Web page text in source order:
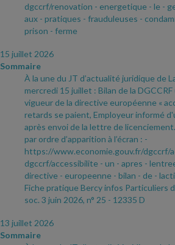
dgccrf/renovation - energetique - le -
aux - pratiques - frauduleuses -
prison - ferme
15 juillet 2026
Sommaire
À la une du JT d’actualité juridique de
mercredi 15 juillet : Bilan de la
vigueur de la directive européenne «
retards se paient, Employeur informé
après envoi de la lettre de
par ordre d’apparition à l’écran : -
https://www.economie.gouv.fr/dgccrf/
dgccrf/accessibilite - un - apres -
directive - europeenne - bilan - de -
Fiche pratique Bercy infos Particuliers
soc. 3 juin 2026, n° 25 - 12335 D
13 juillet 2026
Sommaire